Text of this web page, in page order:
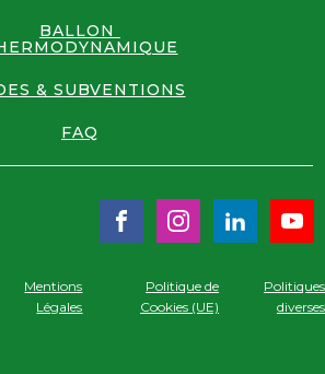
BALLON
& SUBVENTIONS
FAQ
Mentions
Légales
Politique de
Cookies (UE)
Politiques
diverses